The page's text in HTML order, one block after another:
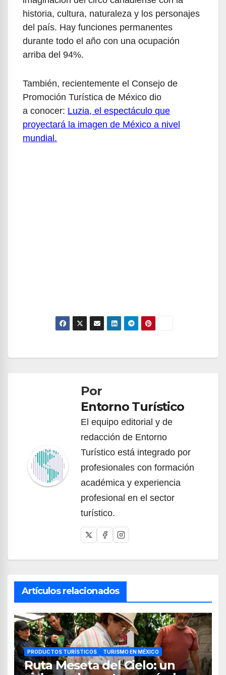
historia, cultura, naturaleza y los personajes
del país. Hay funciones permanentes
durante todo el año con una ocupación
arriba del 94%.
También, recientemente el Consejo de
Promoción Turística de México dio
a conocer: Luzia, el espectáculo que
proyectará la imagen de México a nivel
mundial.
entradasPor
Entorno Turístico
El equipo editorial y de
redacción de Entorno
Turístico está integrado por
profesionales con formación
académica y experiencia
profesional en el sector
turístico.
Artículos relacionados
PRODUCTOS TURÍSTICOS TURISMO EN MÉXICO
Ruta Meseta del Cielo: un